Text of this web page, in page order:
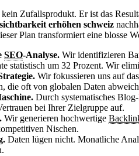
Zufallsprodukt. Er ist das
erhöhen schweiz
Plan transformiert eine blosse
SEO-Analyse. Wir identifizieren
statistisch um 32 Prozent. Wir
Wir fokussieren uns auf
die oft von globalen Daten
Durch systematisches
bei Ihrer Zielgruppe auf.
. Wir generieren hochwertige
Nischen.
Daten lügen nicht. Monatliche